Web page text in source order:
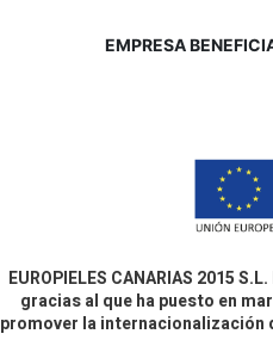
EMPRESA
EUROPIELES CANARIAS 2015
gracias al que ha puesto en
promover la internacionalización